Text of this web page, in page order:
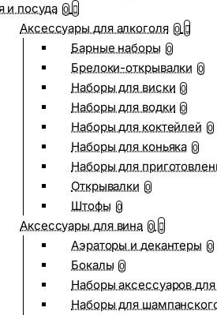
и посуда 0
Аксессуары для алкоголя 0
Барные наборы 0
Брелоки-открывалки 0
Наборы для виски 0
Наборы для водки 0
Наборы для коктейлей 0
Наборы для коньяка 0
Наборы для
Открывалки 0
Штофы 0
Аксессуары для вина 0
Аэраторы и декантеры 0
Бокалы 0
Наборы аксессуаров
Наборы для